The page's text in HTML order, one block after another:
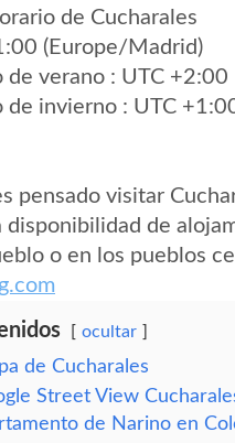
de Cucharales
(Europe/Madrid)
de verano : UTC +2:00
de invierno : UTC
pensado visitar
disponibilidad de
o en los pueblos
ocultar
de Cucharales
Street View
de Narino en